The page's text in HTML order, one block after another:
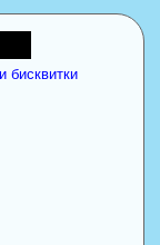
бисквитки